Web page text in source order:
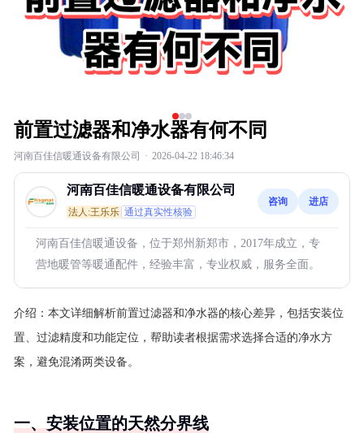
前置过滤器和净水器有何不同
河南百佳信暖通设备有限公司 · 2026-04-22 18:46:34
河南百佳信暖通设备有限公司
法人:王乐乐 通过真实性核验
咨询 进店
河南百佳信暖通设备，位于郑州新郑市，2017年成立，专
营地暖管等暖通配件，经验丰富，专业权威，服务全面。
介绍： 本文详细解析前置过滤器和净水器的核心差异，包括安装位
置、过滤精度和功能定位，帮助读者根据需求选择合适的净水方
案，避免混淆两类设备。
一、安装位置的天然分界线